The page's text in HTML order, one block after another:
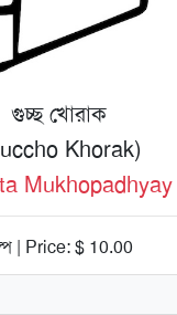
গুচ্ছ খোরাক
Khorak)
Mukhopadhyay
| Price: $ 10.00